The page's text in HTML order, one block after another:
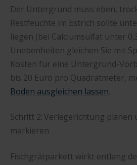
Der Untergrund muss eben,
Restfeuchte im Estrich sollte
liegen (bei Calciumsulfat unter
Unebenheiten gleichen Sie mit
Kosten für eine Untergrund-
bis 20 Euro pro Quadratmeter,
Boden ausgleichen lassen.
Schritt 2: Verlegerichtung planen
markieren
Fischgrätparkett wirkt entlang